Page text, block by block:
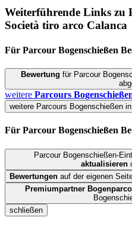
Weiterführende Links zu
Società tiro arco Calanca
Für Parcour Bogenschießen
Bewertung für Parcour
weitere Parcours
weitere Parcours Bogenschießen
Für Parcour Bogenschießen
Parcour Bogenschießen-
aktualisieren
Bewertungen auf der eigenen
Premiumpartner
schließen